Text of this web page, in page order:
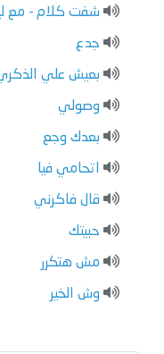
شفت كلام - مع
جدع
بعيش علي
وصولي
بعدك وجع
اتحامي فيا
قال فاكرني
حبيتك
مش هتكرر
وش الخير